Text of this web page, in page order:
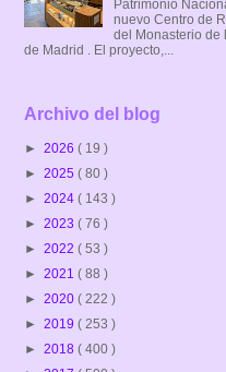
Patrimonio
nuevo Centro de
del Monasterio de
de Madrid . El proyecto,...
Archivo del blog
► 2026 ( 19 )
► 2025 ( 80 )
► 2024 ( 143 )
► 2023 ( 76 )
► 2022 ( 53 )
► 2021 ( 88 )
► 2020 ( 222 )
► 2019 ( 253 )
► 2018 ( 400 )